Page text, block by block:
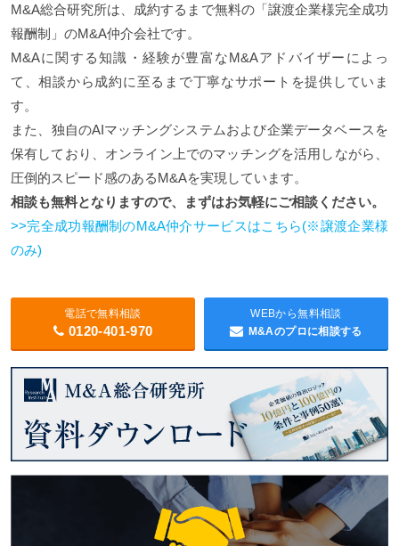
M&A総合研究所は、成約するまで無料の「譲渡企業様完全成功
報酬制」のM&A仲介会社です。
M&Aに関する知識・経験が豊富なM&Aアドバイザーによっ
て、相談から成約に至るまで丁寧なサポートを提供していま
す。
また、独自のAIマッチングシステムおよび企業データベースを
保有しており、オンライン上でのマッチングを活用しながら、
圧倒的スピード感のあるM&Aを実現しています。
相談も無料となりますので、まずはお気軽にご相談ください。
>>完全成功報酬制のM&A仲介サービスはこちら(※譲渡企業様
のみ)
電話で無料相談
0120-401-970
WEBから無料相談
M&Aのプロに相談する